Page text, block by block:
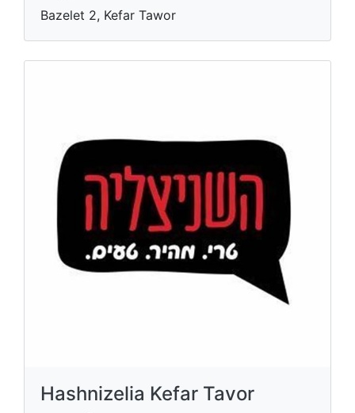
Bazelet 2, Kefar Tawor
Hashnizelia Kefar Tavor